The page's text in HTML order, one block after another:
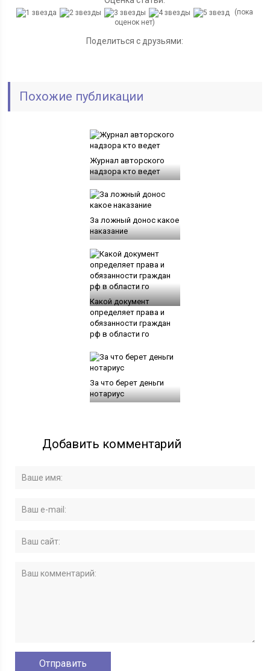
(пока
оценок нет)
Поделиться с друзьями:
Похожие публикации
Журнал авторского
надзора кто ведет
За ложный донос какое
наказание
Какой документ
определяет права и
обязанности граждан
рф в области го
За что берет деньги
нотариус
Добавить комментарий